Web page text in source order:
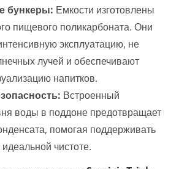
бункеры: Емкости изготовлены
пищевого поликарбоната. Они
эксплуатацию, не
лучей и обеспечивают
напитков.
Встроенный
воды в поддоне предотвращает
помогая поддерживать
чистоте.